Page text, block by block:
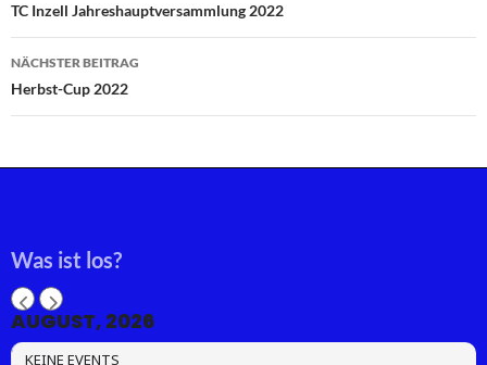
TC Inzell Jahreshauptversammlung 2022
NÄCHSTER BEITRAG
Herbst-Cup 2022
Was ist los?
AUGUST, 2026
KEINE EVENTS